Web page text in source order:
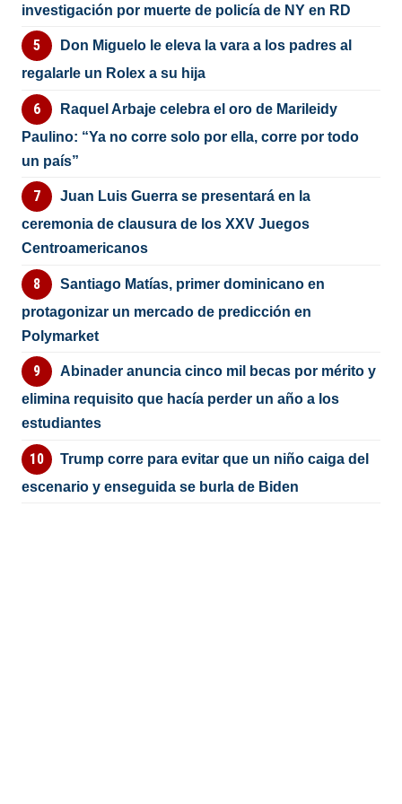
investigación por muerte de policía de NY en RD
Don Miguelo le eleva la vara a los padres al
regalarle un Rolex a su hija
Raquel Arbaje celebra el oro de Marileidy
Paulino: “Ya no corre solo por ella, corre por todo
un país”
Juan Luis Guerra se presentará en la
ceremonia de clausura de los XXV Juegos
Centroamericanos
Santiago Matías, primer dominicano en
protagonizar un mercado de predicción en
Polymarket
Abinader anuncia cinco mil becas por mérito y
elimina requisito que hacía perder un año a los
estudiantes
Trump corre para evitar que un niño caiga del
escenario y enseguida se burla de Biden